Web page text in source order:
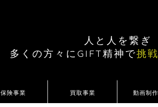
人と人を繋ぎ
多くの方々にGIFT精神で挑戦
保険事業 買取事業 動画制